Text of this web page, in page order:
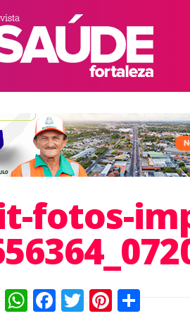
fotos-
WhatsApp
Facebook
Twitter